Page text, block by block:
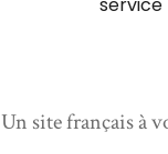
Un site français à